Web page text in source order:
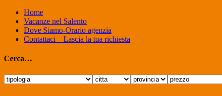
Home
Vacanze nel Salento
Dove Siamo-Orario agenzia
Contattaci – Lascia la tua richiesta
Cerca…